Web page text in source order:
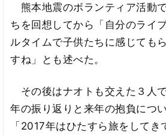
熊本地震のボランティア活動
ちを回想してから「自分のライ
ルタイムで子供たちに感じても
すね」とも述べた。
その後はナオトも交えた３人
年の振り返りと来年の抱負につ
「2017年はひたすら旅をしてき